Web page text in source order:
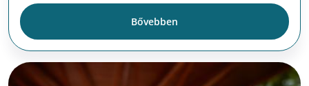
Bővebben